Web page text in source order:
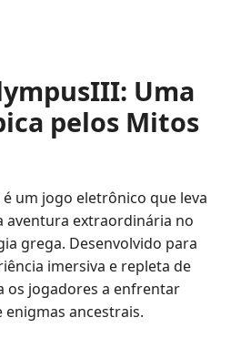
Uma
pelos Mitos
um jogo eletrônico que leva
aventura extraordinária no
grega. Desenvolvido para
imersiva e repleta de
os jogadores a enfrentar
ancestrais.